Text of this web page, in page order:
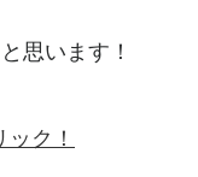
思います！
ク！